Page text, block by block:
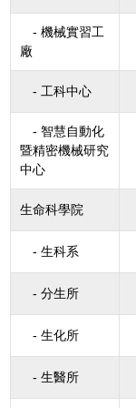
- 機械實習工
廠
- 工科中心
- 智慧自動化
暨精密機械研究
中心
生命科學院
- 生科系
- 分生所
- 生化所
- 生醫所